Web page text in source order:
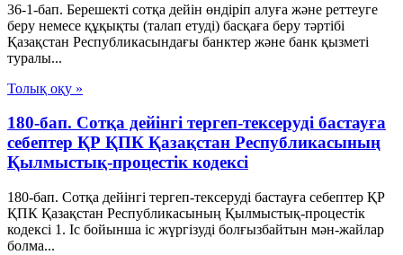
36-1-бап. Берешекті сотқа дейін өндіріп алуға және реттеуге
беру немесе құқықты (талап етуді) басқаға беру тәртібі
Қазақстан Республикасындағы банктер және банк қызметі
туралы...
Толық оқу »
180-бап. Сотқа дейінгі тергеп-тексеруді бастауға
себептер ҚР ҚПК Қазақстан Республикасының
Қылмыстық-процестік кодексi
180-бап. Сотқа дейінгі тергеп-тексеруді бастауға себептер ҚР
ҚПК Қазақстан Республикасының Қылмыстық-процестік
кодексi 1. Іс бойынша іс жүргізуді болғызбайтын мән-жайлар
болма...